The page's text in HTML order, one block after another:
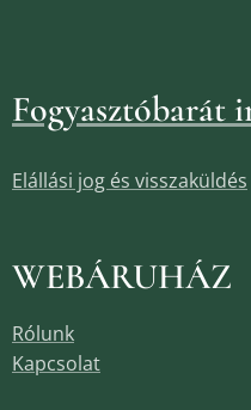
Fogyasztóbarát
Elállási jog és visszaküldés
WEBÁRUHÁZ
Rólunk
Kapcsolat